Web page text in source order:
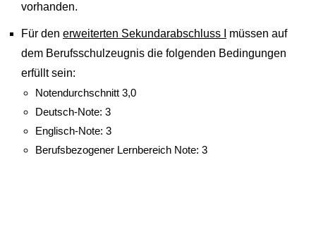
vorhanden.
Für den erweiterten Sekundarabschluss I
müssen auf
dem Berufsschulzeugnis die folgenden Bedingungen
erfüllt sein:
Notendurchschnitt 3,0
Deutsch-Note: 3
Englisch-Note: 3
Berufsbezogener Lernbereich Note: 3